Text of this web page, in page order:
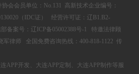
会会员单位：No.131 高新技术企业编号：
（IDC证） 经营许可证：辽B1.B2-
部备案号：辽ICP备05002388号-1
特邀法律顾
军律师 全国免费咨询热线：400-818-1122 传
APP开发、大连APP定制、大连APP制作等服